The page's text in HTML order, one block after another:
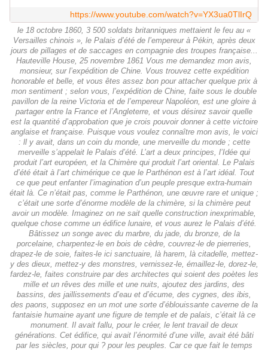
https://www.youtube.com/watch?v=YX3ua0TlIrQ
le 18 octobre 1860, 3 500 soldats britanniques mettaient le feu au «
Versailles chinois », le Palais d’été de l’empereur à Pékin, après deux
jours de pillages et de saccages en compagnie des troupes française...
Hauteville House, 25 novembre 1861 Vous me demandez mon avis,
monsieur, sur l’expédition de Chine. Vous trouvez cette expédition
honorable et belle, et vous êtes assez bon pour attacher quelque prix à
mon sentiment ; selon vous, l’expédition de Chine, faite sous le double
pavillon de la reine Victoria et de l’empereur Napoléon, est une gloire à
partager entre la France et l’Angleterre, et vous désirez savoir quelle
est la quantité d’approbation que je crois pouvoir donner à cette victoire
anglaise et française. Puisque vous voulez connaître mon avis, le voici
: ll y avait, dans un coin du monde, une merveille du monde ; cette
merveille s’appelait le Palais d’été. L’art a deux principes, l’Idée qui
produit l’art européen, et la Chimère qui produit l’art oriental. Le Palais
d’été était à l’art chimérique ce que le Parthénon est à l’art idéal. Tout
ce que peut enfanter l’imagination d’un peuple presque extra-humain
était là. Ce n’était pas, comme le Parthénon, une œuvre rare et unique ;
c’était une sorte d’énorme modèle de la chimère, si la chimère peut
avoir un modèle. Imaginez on ne sait quelle construction inexprimable,
quelque chose comme un édifice lunaire, et vous aurez le Palais d’été.
Bâtissez un songe avec du marbre, du jade, du bronze, de la
porcelaine, charpentez-le en bois de cèdre, couvrez-le de pierreries,
drapez-le de soie, faites-le ici sanctuaire, là harem, là citadelle, mettez-
y des dieux, mettez-y des monstres, vernissez-le, émaillez-le, dorez-le,
fardez-le, faites construire par des architectes qui soient des poètes les
mille et un rêves des mille et une nuits, ajoutez des jardins, des
bassins, des jaillissements d’eau et d’écume, des cygnes, des ibis,
des paons, supposez en un mot une sorte d’éblouissante caverne de la
fantaisie humaine ayant une figure de temple et de palais, c’était là ce
monument. Il avait fallu, pour le créer, le lent travail de deux
générations. Cet édifice, qui avait l’énormité d’une ville, avait été bâti
par les siècles, pour qui ? pour les peuples. Car ce que fait le temps